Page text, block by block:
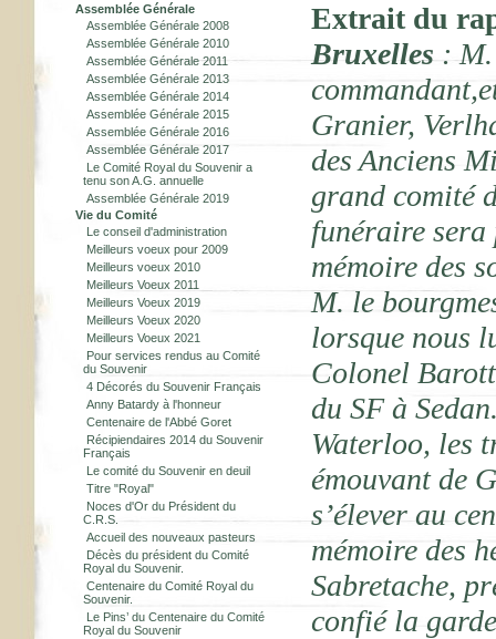
Assemblée Générale
Assemblée Générale 2008
Assemblée Générale 2010
Assemblée Générale 2011
Assemblée Générale 2013
Assemblée Générale 2014
Assemblée Générale 2015
Assemblée Générale 2016
Assemblée Générale 2017
Le Comité Royal du Souvenir a
tenu son A.G. annuelle
Assemblée Générale 2019
Vie du Comité
Le conseil d'administration
Meilleurs voeux pour 2009
Meilleurs voeux 2010
Meilleurs Voeux 2011
Meilleurs Voeux 2019
Meilleurs Voeux 2020
Meilleurs Voeux 2021
Pour services rendus au Comité
du Souvenir
4 Décorés du Souvenir Français
Anny Batardy à l'honneur
Centenaire de l'Abbé Goret
Récipiendaires 2014 du Souvenir
Français
Le comité du Souvenir en deuil
Titre "Royal"
Noces d'Or du Président du
C.R.S.
Accueil des nouveaux pasteurs
Décès du président du Comité
Royal du Souvenir.
Centenaire du Comité Royal du
Souvenir.
Le Pins’ du Centenaire du Comité
Royal du Souvenir
Extrait du
Bruxelles :
Granier,
des Anciens
grand comité
funéraire
mémoire des
M. le
lorsque nous
Colonel
du SF à
Waterloo, les
émouvant de
s’élever au
mémoire des
Sabretache,
confié la